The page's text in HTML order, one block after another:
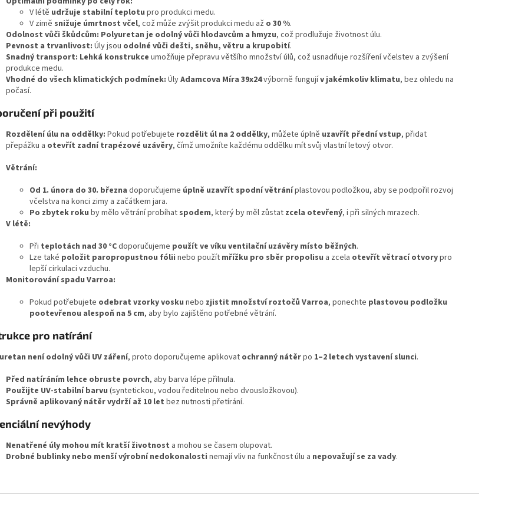
V létě udržuje stabilní teplotu pro produkci medu.
V zimě snižuje úmrtnost včel, což může zvýšit produkci medu až o 30 %.
Odolnost vůči škůdcům: Polyuretan je odolný vůči hlodavcům a hmyzu, což prodlužuje životnost úlu.
Pevnost a trvanlivost: Úly jsou odolné vůči dešti, sněhu, větru a krupobití.
Snadný transport: Lehká konstrukce umožňuje přepravu většího množství úlů, což usnadňuje rozšíření včelstev a zvýšení
produkce medu.
Vhodné do všech klimatických podmínek: ÚlyAdamcova Míra 39x24výborně fungujív jakémkoliv klimatu, bez ohledu na
počasí.
při použití
Rozdělení úlu na oddělky: Pokud potřebujete rozdělit úl na 2 oddělky, můžete úplně uzavřít přední vstup, přidat
přepážku a otevřít zadní trapézové uzávěry, čímž umožníte každému oddělku mít svůj vlastní letový otvor.
Větrání:
Od 1. února do 30. března doporučujeme úplně uzavřít spodní větráníplastovou podložkou, aby se podpořil rozvoj
včelstva na konci zimy a začátkem jara.
Po zbytek roku by mělo větrání probíhat spodem, který by měl zůstat zcela otevřený, i při silných mrazech.
V létě:
Při teplotách nad 30 °Cdoporučujeme použít ve víku ventilační uzávěry místo běžných.
Lze také položit paropropustnou fólii nebo použít mřížku pro sběr propolisu a zcela otevřít větrací otvorypro
lepší cirkulaci vzduchu.
Monitorování spadu Varroa:
Pokud potřebujete odebrat vzorky vosku nebo zjistit množství roztočů Varroa, ponechte plastovou podložku
pootevřenou alespoň na 5 cm, aby bylo zajištěno potřebné větrání.
pro natírání
není odolný vůči UV záření, proto doporučujeme aplikovat ochranný nátěrpo 1–2 letech vystavení slunci.
Před natíráním lehce obruste povrch, aby barva lépe přilnula.
Použijte UV-stabilní barvu (syntetickou, vodou ředitelnou nebo dvousložkovou).
Správně aplikovaný nátěr vydrží až 10 let bez nutnosti přetírání.
nevýhody
Nenatřené úly mohou mít kratší životnost a mohou se časem olupovat.
Drobné bublinky nebo menší výrobní nedokonalosti nemají vliv na funkčnost úlu a nepovažují se za vady.